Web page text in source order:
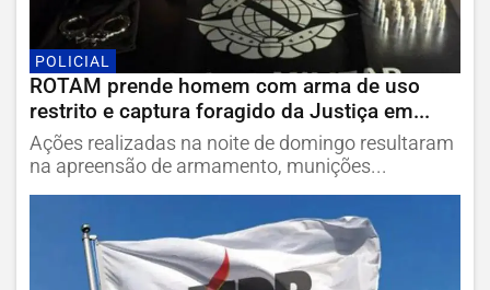
POLICIAL
ROTAM prende homem com arma de uso
restrito e captura foragido da Justiça em...
Ações realizadas na noite de domingo resultaram
na apreensão de armamento, munições...